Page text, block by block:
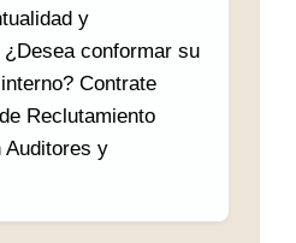
y
conformar su
Contrate
Reclutamiento
Auditores y